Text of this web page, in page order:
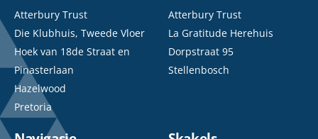
Atterbury Trust
Die Klubhuis, Tweede Vloer
Hoek van 18de Straat en
Pinasterlaan
Hazelwood
Pretoria
Atterbury Trust
La Gratitude Herehuis
Dorpstraat 95
Stellenbosch